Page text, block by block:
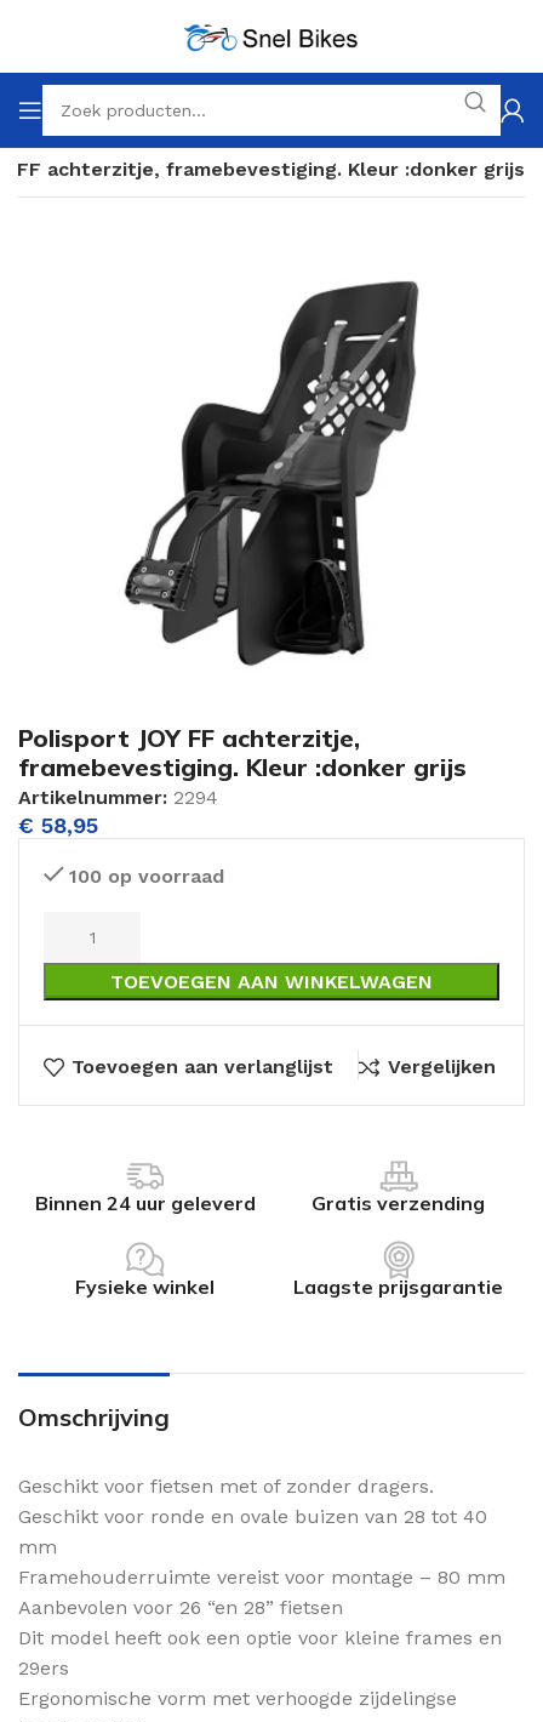
FF achterzitje, framebevestiging. Kleur :donker grijs
Polisport JOY FF achterzitje,
framebevestiging. Kleur :donker grijs
Artikelnummer: 2294
€ 58,95
100 op voorraad
TOEVOEGEN AAN WINKELWAGEN
Toevoegen aan verlanglijst Vergelijken
Binnen 24 uur geleverd Gratis verzending
Fysieke winkel Laagste prijsgarantie
Omschrijving
Geschikt voor fietsen met of zonder dragers.
Geschikt voor ronde en ovale buizen van 28 tot 40
mm
Framehouderruimte vereist voor montage – 80 mm
Aanbevolen voor 26 “en 28” fietsen
Dit model heeft ook een optie voor kleine frames en
29ers
Ergonomische vorm met verhoogde zijdelingse